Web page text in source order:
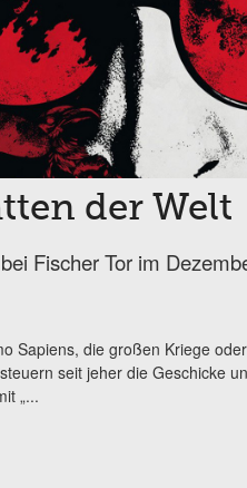
der Welt
Fischer Tor im
Sapiens, die großen Kriege
seit jeher die Geschicke
„...